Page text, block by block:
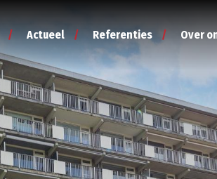
Actueel Referenties Over